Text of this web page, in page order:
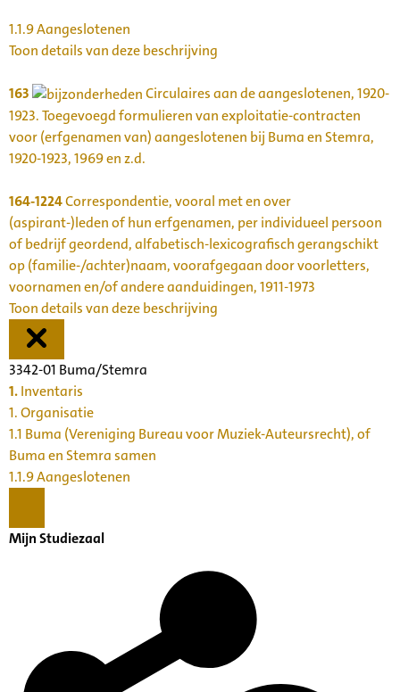
1.1.9Aangeslotenen
Toon details van deze beschrijving
163
Circulaires aan de aangeslotenen, 1920-
1923. Toegevoegd formulieren van exploitatie-contracten
voor (erfgenamen van) aangeslotenen bij Buma en Stemra,
1920-1923, 1969 en z.d.
164-1224Correspondentie, vooral met en over
(aspirant-)leden of hun erfgenamen, per individueel persoon
of bedrijf geordend, alfabetisch-lexicografisch gerangschikt
op (familie-/achter)naam, voorafgegaan door voorletters,
voornamen en/of andere aanduidingen, 1911-1973
Toon details van deze beschrijving
3342-01 Buma/Stemra
1.Inventaris
1. Organisatie
1.1 Buma (Vereniging Bureau voor Muziek-Auteursrecht), of
Buma en Stemra samen
1.1.9 Aangeslotenen
Mijn Studiezaal